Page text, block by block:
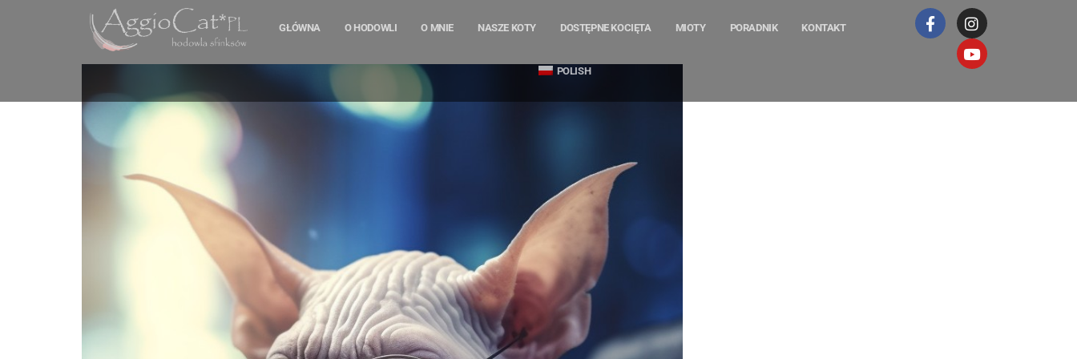
GŁÓWNA O HODOWLI O MNIE NASZE KOTY DOSTĘPNE KOCIĘTA MIOTY PORADNIK KONTAKT
POLISH